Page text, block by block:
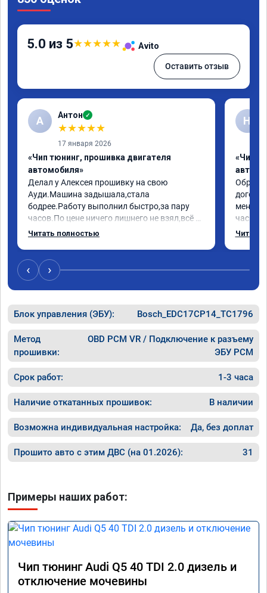
5.0 из 5★★★★★ Avito
Оставить отзыв
А Антон ✓
★★★★★
17 января 2026
«Чип тюнинг, прошивка двигателя
автомобиля»
Делал у Алексея прошивку на свою
Ауди.Машина задышала,стала
бодрее.Работу выполнил быстро,за пару
часов.По цене ничего лишнего не взял,всё
как договаривались заранее.После работы
случае поломки авто.Однозначно
рекомендую Алексея как грамотного
специалиста!
Читать полностью
Н
«Чип
меня
час
Арман
Читать
‹ ›
Блок управления (ЭБУ): Bosch_EDC17CP14_TC1796
Метод
прошивки:
OBD PCM VR / Подключение к разъему
ЭБУ PCM
Срок работ: 1-3 часа
Наличие откатанных прошивок: В наличии
Возможна индивидуальная настройка: Да, без доплат
Прошито авто с этим ДВС (на 01.2026): 31
Примеры наших работ:
Чип тюнинг Audi Q5 40 TDI 2.0 дизель и
отключение мочевины